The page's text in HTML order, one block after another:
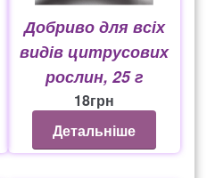
Добриво для всіх
видів цитрусових
рослин, 25 г
18грн
Детальніше